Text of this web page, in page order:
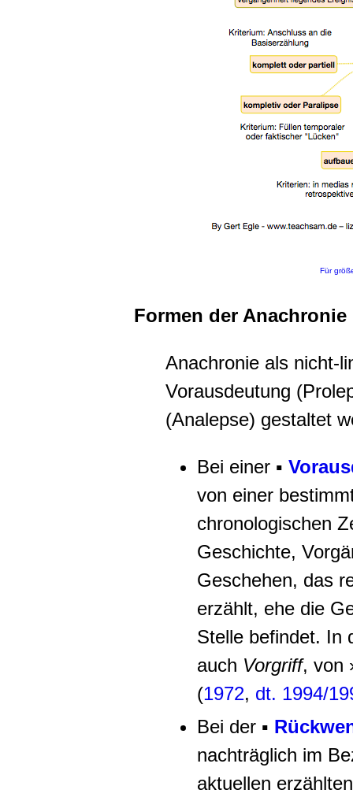
Für
Formen der Anachronie
Anachronie als nicht-
Vorausdeutung
(Analepse) gestaltet
Bei einer ▪
von einer
chronologischen
Geschichte,
Geschehen, das
erzählt, ehe die
Stelle befindet. In
auch Vorgriff, von
(1972, dt. 1994/
Bei der ▪
nachträglich im
aktuellen